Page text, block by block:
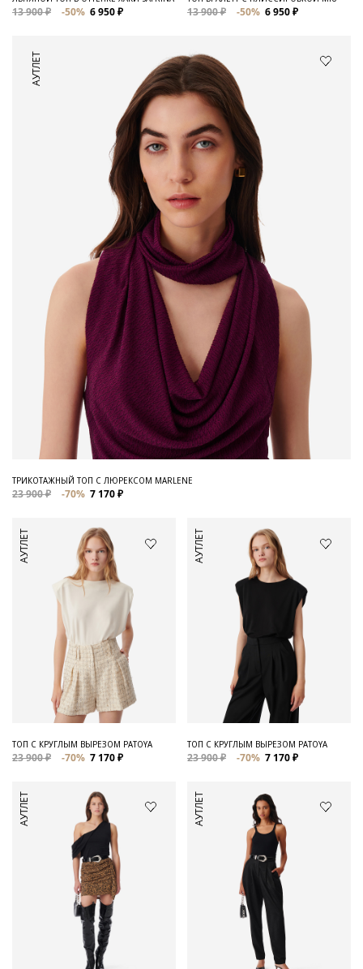
13 900 ₽ -50% 6 950 ₽ 13 900 ₽ -50% 6 950 ₽
АУТЛЕТ
ТРИКОТАЖНЫЙ ТОП С ЛЮРЕКСОМ MARLENE
23 900 ₽ -70% 7 170 ₽
АУТЛЕТ
ТОП С КРУГЛЫМ ВЫРЕЗОМ PATOYA
23 900 ₽ -70% 7 170 ₽
АУТЛЕТ
ТОП С КРУГЛЫМ ВЫРЕЗОМ PATOYA
23 900 ₽ -70% 7 170 ₽
АУТЛЕТ АУТЛЕТ